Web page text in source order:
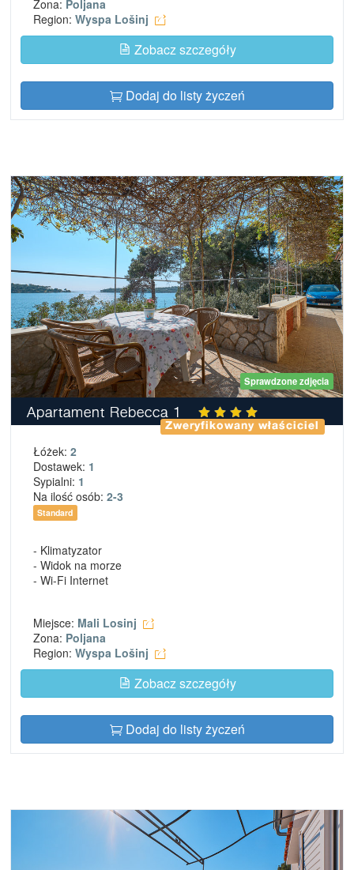
Zona: Poljana
Region: Wyspa Lošinj
Zobacz szczegóły
Dodaj do listy życzeń
Sprawdzone zdjęcia
Apartament Rebecca 1
Zweryfikowany właściciel
Łóżek: 2
Dostawek: 1
Sypialni: 1
Na ilość osób: 2-3
Standard
- Klimatyzator
- Widok na morze
- Wi-Fi Internet
Miejsce: Mali Losinj
Zona: Poljana
Region: Wyspa Lošinj
Zobacz szczegóły
Dodaj do listy życzeń